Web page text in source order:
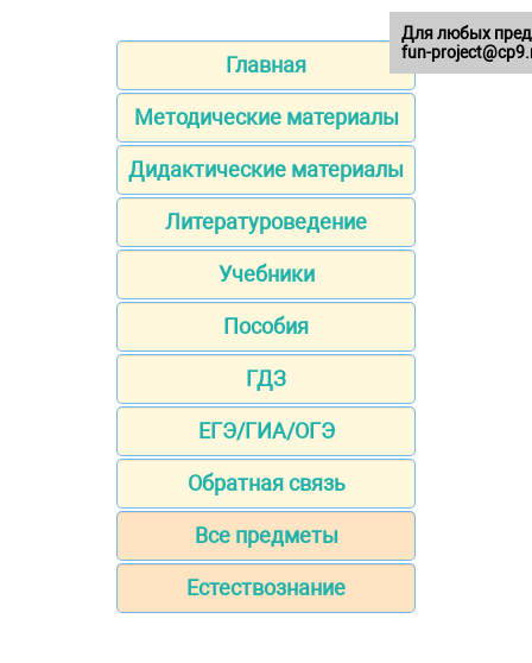
Главная
Методические материалы
Дидактические материалы
Литературоведение
Учебники
Пособия
ГДЗ
ЕГЭ/ГИА/ОГЭ
Обратная связь
Все предметы
Естествознание
Для любых
fun-